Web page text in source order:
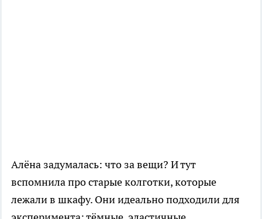
Алёна задумалась: что за вещи? И тут
вспомнила про старые колготки, которые
лежали в шкафу. Они идеально подходили для